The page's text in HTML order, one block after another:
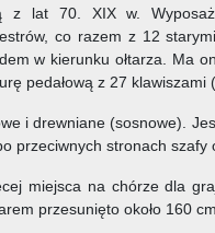
z lat 70. XIX w.
co razem z 12
w kierunku ołtarza. Ma
pedałową z 27 klawiszami
i drewniane (sosnowe).
przeciwnych stronach szafy
miejsca na chórze dla
przesunięto około 160 cm